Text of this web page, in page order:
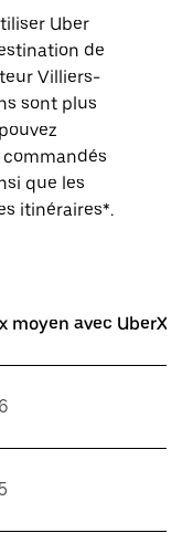
Uber
de
Villiers-
sont plus
que les
itinéraires*.
moyen avec UberX*